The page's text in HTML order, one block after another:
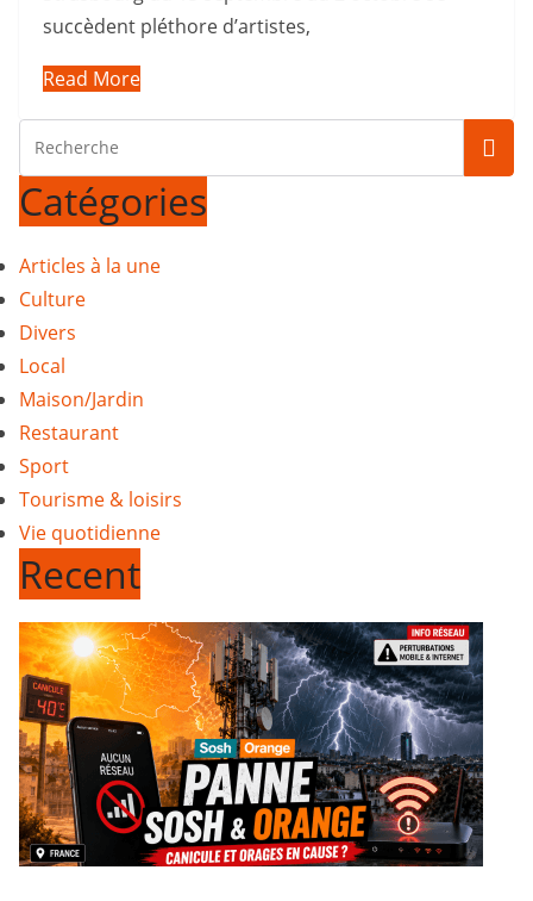
succèdent pléthore d’artistes,
Read More
Catégories
Articles à la une
Culture
Divers
Local
Maison/Jardin
Restaurant
Sport
Tourisme & loisirs
Vie quotidienne
Recent